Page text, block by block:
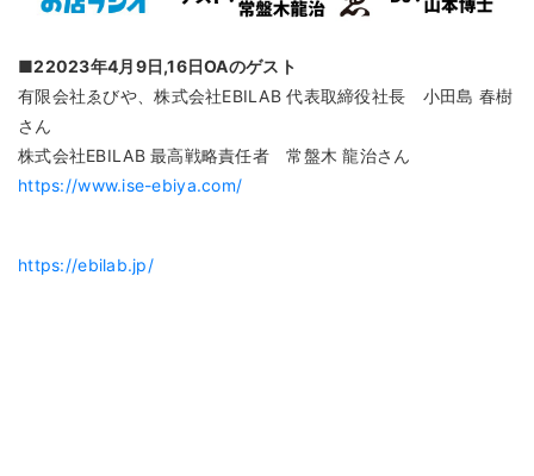
■22023年4月9日,16日OAのゲスト
有限会社ゑびや、株式会社EBILAB 代表取締役社長 小田島 春樹
さん
株式会社EBILAB 最高戦略責任者 常盤木 龍治さん
https://www.ise-ebiya.com/
https://ebilab.jp/